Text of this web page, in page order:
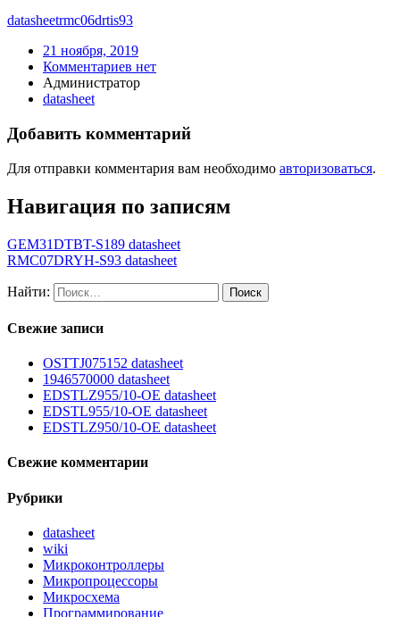
datasheetrmc06drtis93
21 ноября, 2019
Комментариев нет
Администратор
datasheet
Добавить комментарий
Для отправки комментария вам необходимо авторизоваться.
Навигация по записям
GEM31DTBT-S189 datasheet
RMC07DRYH-S93 datasheet
Найти:
Свежие записи
OSTTJ075152 datasheet
1946570000 datasheet
EDSTLZ955/10-OE datasheet
EDSTL955/10-OE datasheet
EDSTLZ950/10-OE datasheet
Свежие комментарии
Рубрики
datasheet
wiki
Микроконтроллеры
Микропроцессоры
Микросхема
Программирование